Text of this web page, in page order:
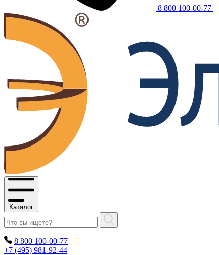
8 800 100-00-77
Каталог
8 800 100-00-77
+7 (495) 981-92-44